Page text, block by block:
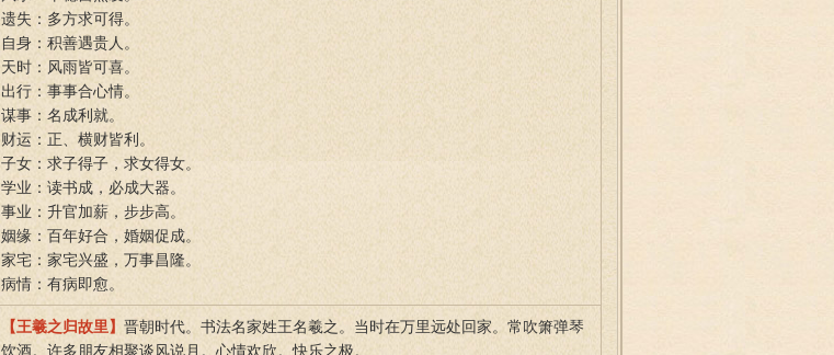
遗失：多方求可得。
自身：积善遇贵人。
天时：风雨皆可喜。
出行：事事合心情。
谋事：名成利就。
财运：正、横财皆利。
子女：求子得子，求女得女。
学业：读书成，必成大器。
事业：升官加薪，步步高。
姻缘：百年好合，婚姻促成。
家宅：家宅兴盛，万事昌隆。
病情：有病即愈。
【王羲之归故里】 晋朝时代。书法名家姓王名羲之。当时在万里远处回家。常吹箫弹琴
饮酒。许多朋友相聚谈风说月。心情欢欣。快乐之极。